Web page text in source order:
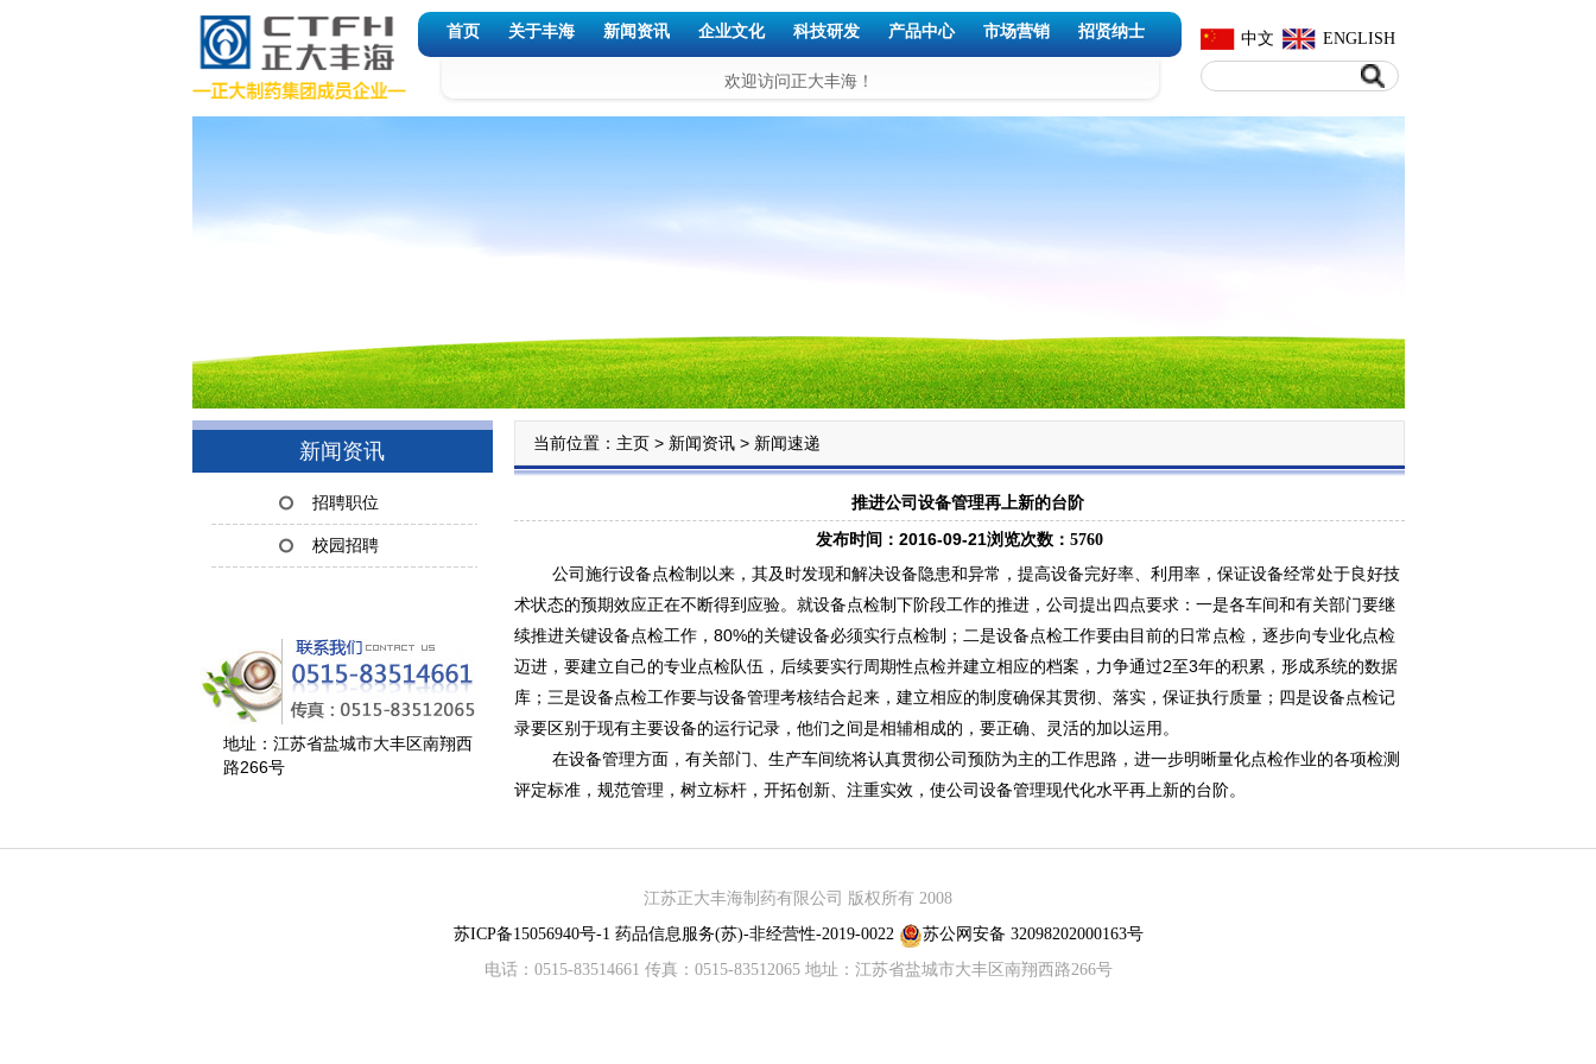
首页 关于丰海 新闻资讯 企业文化 科技研发 产品中心 市场营销 招贤纳士
欢迎访问正大丰海！
中文 ENGLISH
新闻资讯
招聘职位
校园招聘
地址：江苏省盐城市大丰区南翔西
路266号
当前位置： 主页> 新闻资讯> 新闻速递
推进公司设备管理再上新的台阶
发布时间：2016-09-21浏览次数： 5760
公司施行设备点检制以来，其及时发现和解决设备隐患和异常，提高设备完好率、利用率，保证设备经常处于良好技
术状态的预期效应正在不断得到应验。就设备点检制下阶段工作的推进，公司提出四点要求：一是各车间和有关部门要继
续推进关键设备点检工作，80%的关键设备必须实行点检制；二是设备点检工作要由目前的日常点检，逐步向专业化点检
迈进，要建立自己的专业点检队伍，后续要实行周期性点检并建立相应的档案，力争通过2至3年的积累，形成系统的数据
库；三是设备点检工作要与设备管理考核结合起来，建立相应的制度确保其贯彻、落实，保证执行质量；四是设备点检记
录要区别于现有主要设备的运行记录，他们之间是相辅相成的，要正确、灵活的加以运用。
在设备管理方面，有关部门、生产车间统将认真贯彻公司预防为主的工作思路，进一步明晰量化点检作业的各项检测
评定标准，规范管理，树立标杆，开拓创新、注重实效，使公司设备管理现代化水平再上新的台阶。
江苏正大丰海制药有限公司 版权所有 2008
苏ICP备15056940号-1 药品信息服务(苏)-非经营性-2019-0022
苏公网安备 32098202000163号
电话：0515-83514661 传真：0515-83512065 地址：江苏省盐城市大丰区南翔西路266号